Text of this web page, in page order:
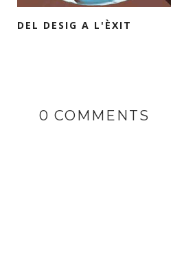
DEL DESIG A L'ÈXIT
0 COMMENTS